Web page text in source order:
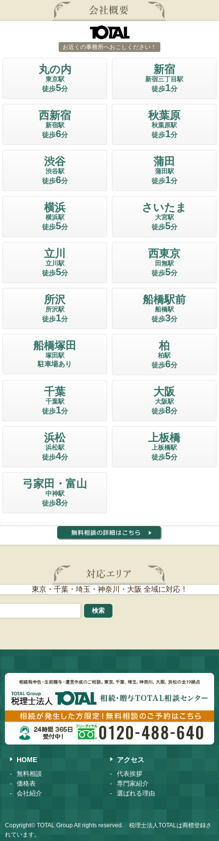
お近くの事務所へおこしください！
丸の内
東京駅
徒歩5分
新宿
新宿三丁目駅
徒歩1分
西新宿
新宿駅
徒歩6分
秋葉原
秋葉原駅
徒歩1分
渋谷
渋谷駅
徒歩6分
蒲田
蒲田駅
徒歩1分
横浜
横浜駅
徒歩5分
さいたま
大宮駅
徒歩5分
立川
立川駅
徒歩5分
西東京
田無駅
徒歩5分
所沢
所沢駅
徒歩1分
船橋駅前
船橋駅
徒歩3分
船橋塚田
塚田駅
駐車場あり
柏
柏駅
徒歩6分
千葉
千葉駅
徒歩1分
大阪
大阪駅
徒歩8分
浜松
浜松駅
徒歩4分
上板橋
上板橋駅
徒歩5分
弓家田・富山
中神駅
徒歩8分
東京・千葉・埼玉・神奈川・大阪 全域に対応！
HOME
無料相談
価格表
会社紹介
アクセス
代表挨拶
専門家紹介
選ばれる理由
Copyright© TOTAL Group All rights reserved. 税理士法人TOTALは商標登録さ
れています。